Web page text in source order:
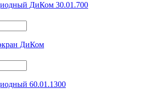
ДиКом 30.01.700
ДиКом
60.01.1300